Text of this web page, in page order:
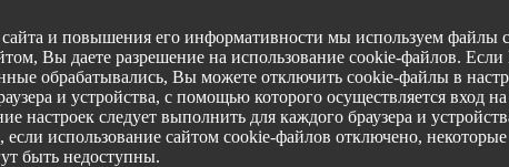
и повышения его информативности мы используем файлы
Вы даете разрешение на использование cookie-файлов.
обрабатывались, Вы можете отключить cookie-файлы в
и устройства, с помощью которого осуществляется вход
настроек следует выполнить для каждого браузера и
если использование сайтом cookie-файлов отключено, некоторые
быть недоступны.